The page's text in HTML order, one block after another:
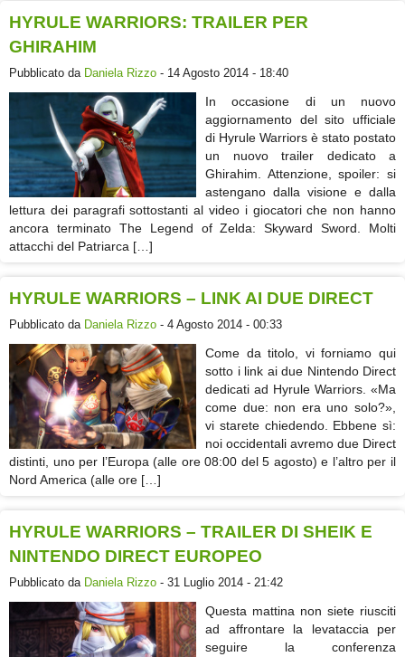
HYRULE WARRIORS: TRAILER PER
GHIRAHIM
Pubblicato da Daniela Rizzo - 14 Agosto 2014 - 18:40
In occasione di un nuovo
aggiornamento del sito ufficiale
di Hyrule Warriors è stato postato
un nuovo trailer dedicato a
Ghirahim. Attenzione, spoiler: si
astengano dalla visione e dalla
lettura dei paragrafi sottostanti al video i giocatori che non hanno
ancora terminato The Legend of Zelda: Skyward Sword. Molti
attacchi del Patriarca […]
HYRULE WARRIORS – LINK AI DUE DIRECT
Pubblicato da Daniela Rizzo - 4 Agosto 2014 - 00:33
Come da titolo, vi forniamo qui
sotto i link ai due Nintendo Direct
dedicati ad Hyrule Warriors. «Ma
come due: non era uno solo?»,
vi starete chiedendo. Ebbene sì:
noi occidentali avremo due Direct
distinti, uno per l’Europa (alle ore 08:00 del 5 agosto) e l’altro per il
Nord America (alle ore […]
HYRULE WARRIORS – TRAILER DI SHEIK E
NINTENDO DIRECT EUROPEO
Pubblicato da Daniela Rizzo - 31 Luglio 2014 - 21:42
Questa mattina non siete riusciti
ad affrontare la levataccia per
seguire la conferenza